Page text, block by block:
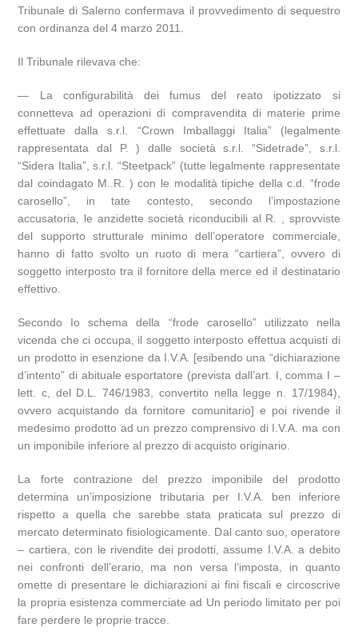
Tribunale di Salerno confermava il provvedimento di sequestro
con ordinanza del 4 marzo 2011.
Il Tribunale rilevava che:
— La configurabilità dei fumus del reato ipotizzato si
connetteva ad operazioni di compravendita di materie prime
effettuate dalla s.r.l. “Crown Imballaggi Italia” (legalmente
rappresentata dal P. ) dalle società s.r.l. “Sidetrade”, s.r.l.
“Sidera Italia”, s.r.l. “Steetpack” (tutte legalmente rappresentate
dal coindagato M..R. ) con le modalità tipiche della c.d. “frode
carosello”, in tate contesto, secondo l’impostazione
accusatoria, le anzidette società riconducibili al R. , sprovviste
del supporto strutturale minimo dell’operatore commerciale,
hanno di fatto svolto un ruoto di mera “cartiera”, ovvero di
soggetto interposto tra il fornitore della merce ed il destinatario
effettivo.
Secondo Io schema della “frode carosello” utilizzato nella
vicenda che ci occupa, il soggetto interposto effettua acquisti di
un prodotto in esenzione da I.V.A. [esibendo una “dichiarazione
d’intento” di abituale esportatore (prevista dall’art. I, comma I –
lett. c, del D.L. 746/1983, convertito nella legge n. 17/1984),
ovvero acquistando da fornitore comunitario] e poi rivende il
medesimo prodotto ad un prezzo comprensivo di I.V.A. ma con
un imponibile inferiore al prezzo di acquisto originario.
La forte contrazione del prezzo imponibile del prodotto
determina un’imposizione tributaria per I.V.A. ben inferiore
rispetto a quella che sarebbe stata praticata sul prezzo di
mercato determinato fisiologicamente. Dal canto suo, operatore
– cartiera, con le rivendite dei prodotti, assume I.V.A. a debito
nei confronti dell’erario, ma non versa l’imposta, in quanto
omette di presentare le dichiarazioni ai fini fiscali e circoscrive
la propria esistenza commerciate ad Un periodo limitato per poi
fare perdere le proprie tracce.